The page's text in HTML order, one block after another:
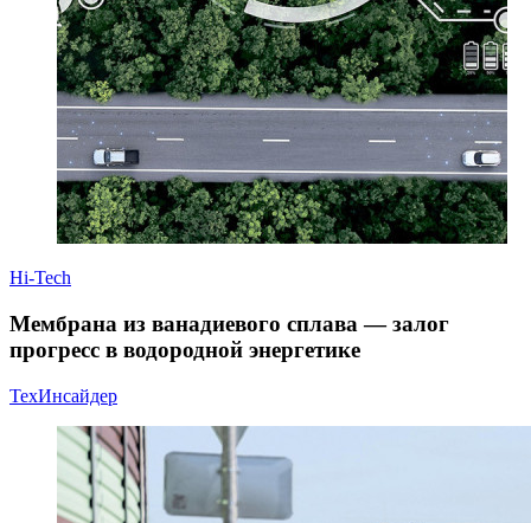
Hi-Tech
Мембрана из ванадиевого сплава — залог
прогресс в водородной энергетике
ТехИнсайдер